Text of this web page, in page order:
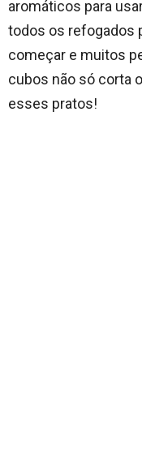
aromáticos para
todos os refogados
começar e muitos
cubos não só corta
esses pratos!